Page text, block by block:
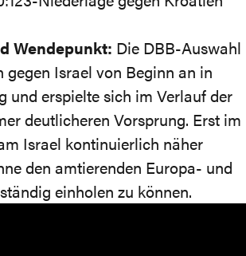
Wendepunkt: Die DBB-Auswahl
gegen Israel von Beginn an in
und erspielte sich im Verlauf der
deutlicheren Vorsprung. Erst im
Israel kontinuierlich näher
den amtierenden Europa- und
einholen zu können.